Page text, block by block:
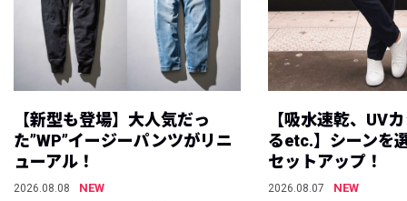
【新型も登場】大人気だっ
た”WP”イージーパンツがリニ
ューアル！
2026.08.08
NEW
【吸水速乾、UV
るetc.】シーンを
セットアップ！
2026.08.07
NEW